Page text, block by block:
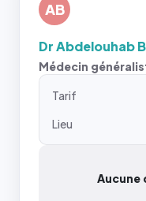
AB
Dr Abdelouhab
Médecin
Tarif
Lieu
Aucune